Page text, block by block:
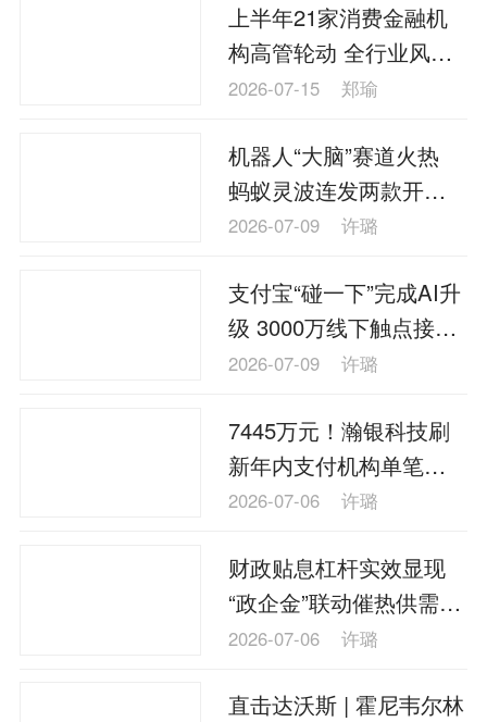
上半年21家消费金融机
构高管轮动 全行业风控
合规“加压”
2026-07-15 郑瑜
机器人“大脑”赛道火热
蚂蚁灵波连发两款开源
模型
2026-07-09 许璐
支付宝“碰一下”完成AI升
级 3000万线下触点接入
智能体服务
2026-07-09 许璐
7445万元！瀚银科技刷
新年内支付机构单笔处
罚纪录
2026-07-06 许璐
财政贴息杠杆实效显现
“政企金”联动催热供需双
向反哺
2026-07-06 许璐
直击达沃斯 | 霍尼韦尔林